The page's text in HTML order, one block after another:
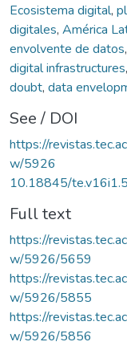
Ecosistema digital,
digitales, América
envolvente de datos,
digital infrastructures,
doubt, data
See / DOI
https://
w/5926
10.18845/
Full text
https://
w/5926/5659
https://
w/5926/5855
https://
w/5926/5856